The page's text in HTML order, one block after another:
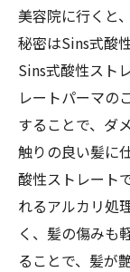
美容院に行くと
秘密はSins式酸
Sins式酸性スト
レートパーマの
することで、ダ
触りの良い髪に
酸性ストレート
れるアルカリ処
く、髪の傷みも
ることで、髪が